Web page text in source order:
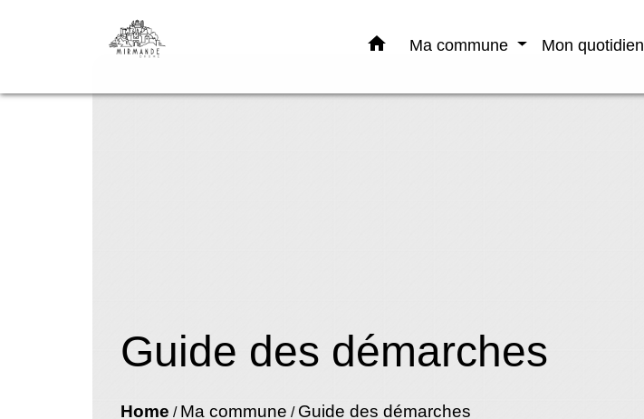
home Ma commune Mon quotidien
Guide des démarches
Home / Ma commune / Guide des démarches